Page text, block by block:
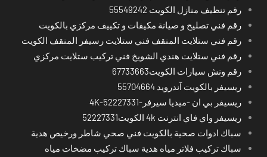
رقم تنظيف منازل الكويت 55549242
رقم فني تصليح و صيانة مكيفات و تكييف مركزي بالكويت
رقم فني ستلايت المنقف فني ستلايت رسيفر المنقف الكويت
رقم فني ستلايت هندي الشويخ فني تركيب ستلايت مركزي
رقم ونش سيارات الكويت67733663
ريسيفر بالكويت آندرويد 55704664
ريسيفر بي ان -ميديا سيرفر-4K-52227331
ريسيفر واي فاي انترنت 4k الكويت52227331
سباك ادوات صحية بالكويت فني صحي شاطر ورخيص هدية
سباك تركيب فلاتر مياه هدية سباك تركيب مضخات مياه